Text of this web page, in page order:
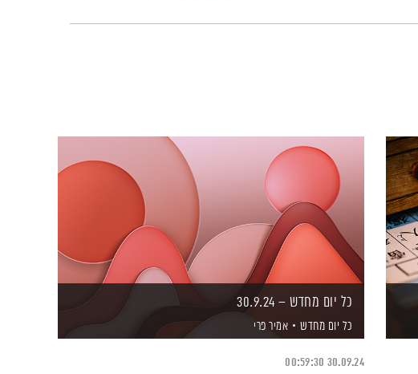
כל יום מחדש – 30.9.24
כל יום מחדש אמיר פרי
30.09.24
00:59:30